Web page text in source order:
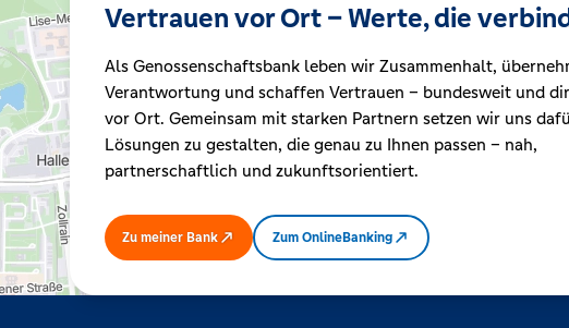
Kreditrechner
Immobilien
Vertrauen vor Ort – Werte, die
Als Genossenschaftsbank leben wir Zusammenhalt,
Verantwortung und schaffen Vertrauen – bundesweit und
vor Ort. Gemeinsam mit starken Partnern setzen wir uns
Lösungen zu gestalten, die genau zu Ihnen passen – nah,
partnerschaftlich und zukunftsorientiert.
Zu meiner Bank Zum OnlineBanking